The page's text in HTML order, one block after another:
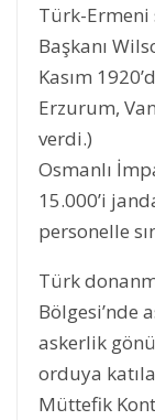
Türk-Ermeni
Başkanı
Kasım
Erzurum,
verdi.)
Osmanlı
15.000’i
personelle
Türk
Bölgesi’nde
askerlik
orduya
Müttefik